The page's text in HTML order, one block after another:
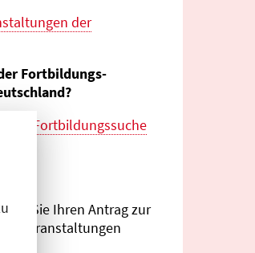
der
Fortbildungs­
Fortbildungs­suche
Sie Ihren Antrag zur